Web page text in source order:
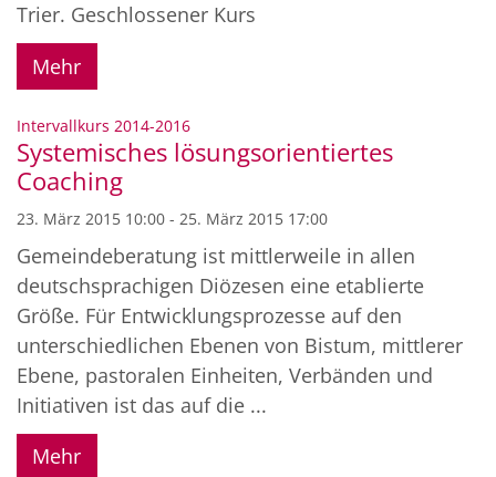
Trier. Geschlossener Kurs
Mehr
Intervallkurs 2014-2016:
Systemisches lösungsorientiertes
Coaching
23. März 2015 10:00 - 25. März 2015 17:00
Gemeindeberatung ist mittlerweile in allen
deutschsprachigen Diözesen eine etablierte
Größe. Für Entwicklungsprozesse auf den
unterschiedlichen Ebenen von Bistum, mittlerer
Ebene, pastoralen Einheiten, Verbänden und
Initiativen ist das auf die ...
Mehr